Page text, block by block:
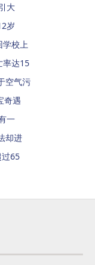
大
岁
校上
率达15
空气污
奇遇
一
却进
65